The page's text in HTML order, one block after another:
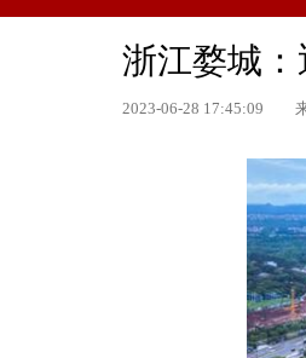
浙江婺城
2023-06-28 17:45:09